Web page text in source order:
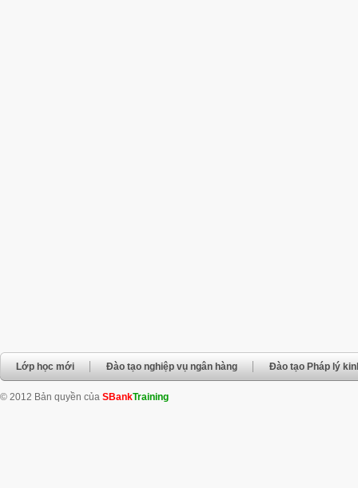
Lớp học mới Đào tạo nghiệp vụ ngân hàng Đào tạo Pháp lý
© 2012 Bản quyền của SBankTraining